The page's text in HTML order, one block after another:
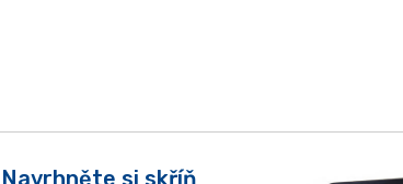
Navrhněte si skříň